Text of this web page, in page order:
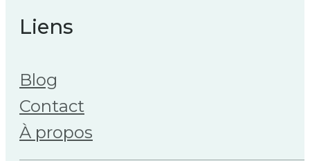
Liens
Blog
Contact
À propos